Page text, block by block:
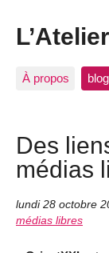
À propos blog
Des
médias
lundi 28 octobre
médias libres